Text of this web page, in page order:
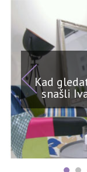
Kad
snašli